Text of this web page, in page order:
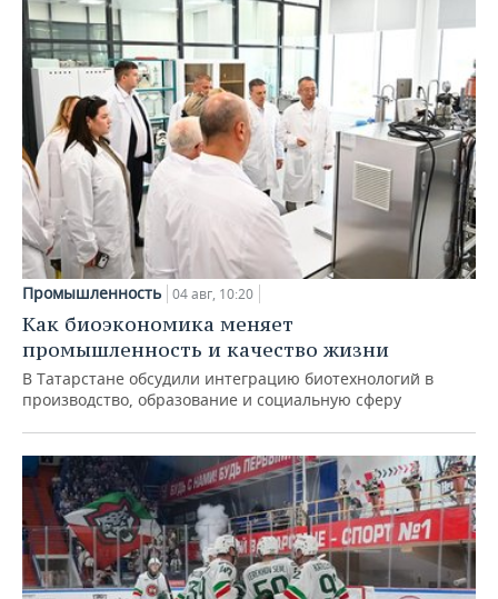
Промышленность 04 авг, 10:20
Как биоэкономика меняет
промышленность и качество жизни
В Татарстане обсудили интеграцию биотехнологий в
производство, образование и социальную сферу